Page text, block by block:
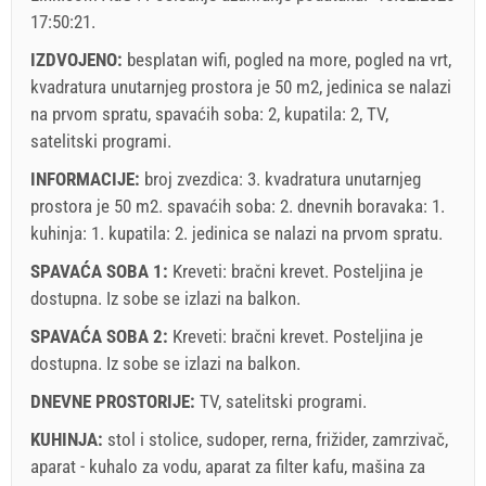
Obavezno:
za_person), Prijava gostiju (01.01 - 30.06. / 01.09. - 31.12.):
5 EUR (once - za_person)
Uveti i odredbe dobavljača
Rezervirajte i čekajte na potvrdu
Ukoliko ne želite odmah rezervisati i imate još pitanja,
17:50:21.
IZDVOJENO: besplatan wifi, pogled na more, pogled na vrt,
kvadratura unutarnjeg prostora je 50 m2, jedinica se nalazi
na prvom spratu, spavaćih soba: 2, kupatila: 2, TV,
satelitski programi.
INFORMACIJE: broj zvezdica: 3. kvadratura unutarnjeg
prostora je 50 m2. spavaćih soba: 2. dnevnih boravaka: 1.
kuhinja: 1. kupatila: 2. jedinica se nalazi na prvom spratu.
SPAVAĆA SOBA 1: Kreveti: bračni krevet. Posteljina je
dostupna. Iz sobe se izlazi na balkon.
SPAVAĆA SOBA 2: Kreveti: bračni krevet. Posteljina je
dostupna. Iz sobe se izlazi na balkon.
DNEVNE PROSTORIJE: TV, satelitski programi.
KUHINJA: stol i stolice, sudoper, rerna, frižider, zamrzivač,
aparat - kuhalo za vodu, aparat za filter kafu, mašina za